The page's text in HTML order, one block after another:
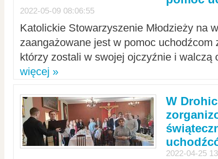
2022-05-09 08:06:55
Katolickie Stowarzyszenie Młodzieży na
zaangażowane jest w pomoc uchodźcom
którzy zostali w swojej ojczyźnie i walczą
więcej »
W
2022-04-25